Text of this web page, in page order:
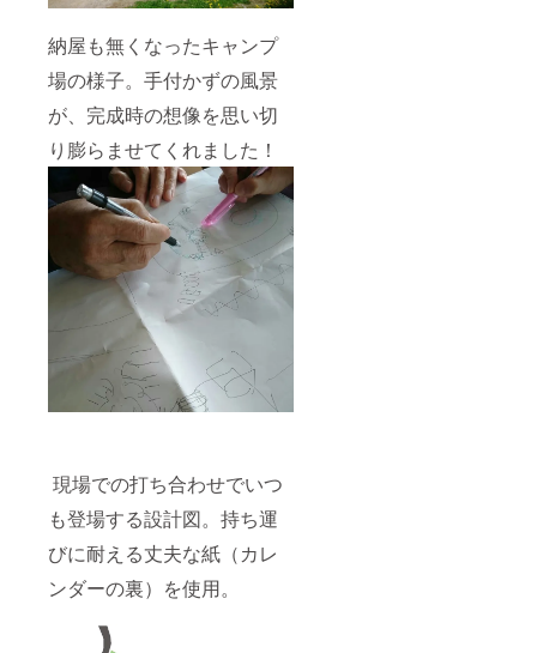
納屋も無くなったキャンプ
場の様子。手付かずの風景
が、完成時の想像を思い切
り膨らませてくれました！
現場での打ち合わせでいつ
も登場する設計図。持ち運
びに耐える丈夫な紙（カレ
ンダーの裏）を使用。